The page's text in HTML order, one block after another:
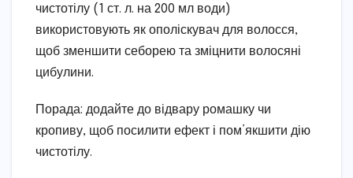
чистотілу (1 ст. л. на 200 мл води)
використовують як ополіскувач для волосся,
щоб зменшити себорею та зміцнити волосяні
цибулини.
Порада: додайте до відвару ромашку чи
кропиву, щоб посилити ефект і пом’якшити дію
чистотілу.